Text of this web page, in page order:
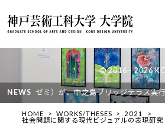
NEWS
濱ゼミ）が、中之島ブリッジテラス実行
© 2016 - 2026
HOME WORKS/THESES
2021
社会問題に関する現代ビジュアルの表現研究